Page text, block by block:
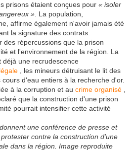
prisons étaient conçues pour « isoler
» . La population,
affirme également n'avoir jamais été
la signature des contrats.
des répercussions que la prison
et l'environnement de la région. La
déjà une recrudescence
, les mineurs détruisant le lit des
d'eau entiers à la recherche d'or.
à la corruption et au crime organisé
que la construction d'une prison
pourrait intensifier cette activité
une conférence de presse et
contre la construction d'une
dans la région. Image reproduite